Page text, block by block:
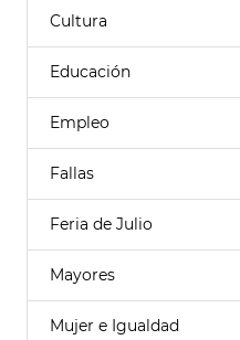
Cultura
Educación
Empleo
Fallas
Feria de Julio
Mayores
Mujer e Igualdad